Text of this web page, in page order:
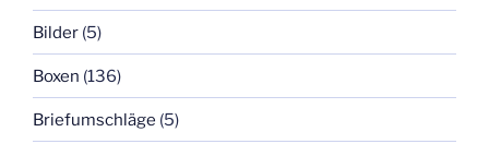
Bilder (5)
Boxen (136)
Briefumschläge (5)